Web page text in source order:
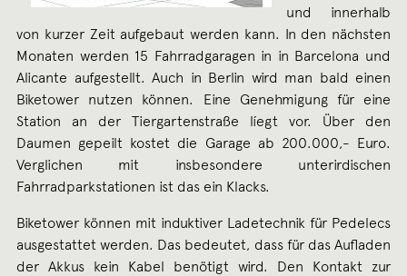
und innerhalb
von kurzer Zeit aufgebaut werden kann. In den nächsten
Monaten werden 15 Fahrradgaragen in in Barcelona und
Alicante aufgestellt. Auch in Berlin wird man bald einen
Biketower nutzen können. Eine Genehmigung für eine
Station an der Tiergartenstraße líegt vor. Über den
Daumen gepeilt kostet die Garage ab 200.000,- Euro.
Verglichen mit insbesondere unterirdischen
Fahrradparkstationen ist das ein Klacks.
Biketower können mit induktiver Ladetechnik für Pedelecs
ausgestattet werden. Das bedeutet, dass für das Aufladen
der Akkus kein Kabel benötigt wird. Den Kontakt zur